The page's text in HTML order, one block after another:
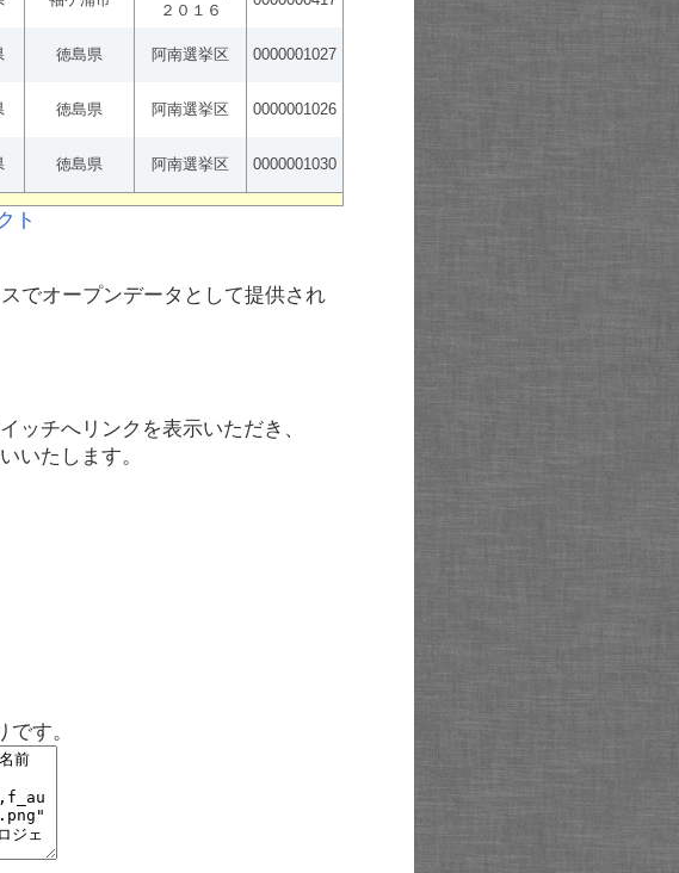
２０１６
徳島県 阿南選挙区 0000001027
徳島県 阿南選挙区 0000001026
徳島県 阿南選挙区 0000001030
でオープンデータとして提供され
ッチへリンクを表示いただき、
いたします。
す。